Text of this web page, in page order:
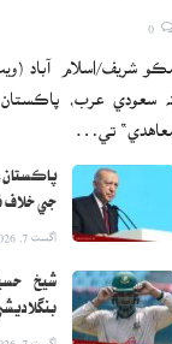
مڪو شريف/اسلام آباد
ته سعودي عرب،
معاهدي“ تي…
جي خلاف
اگست 7, 2026
شيخ
اگست 7, 2026